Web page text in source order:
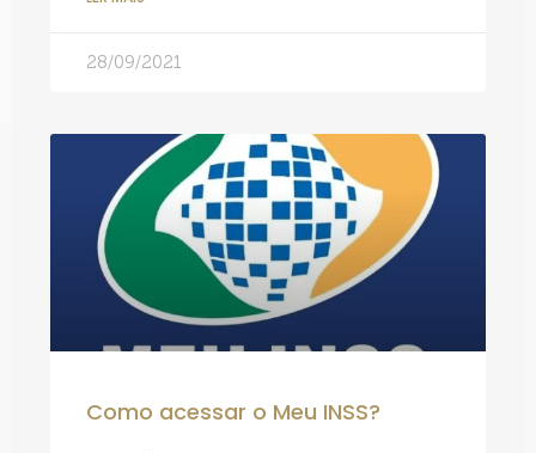
28/09/2021
Como acessar o Meu INSS?